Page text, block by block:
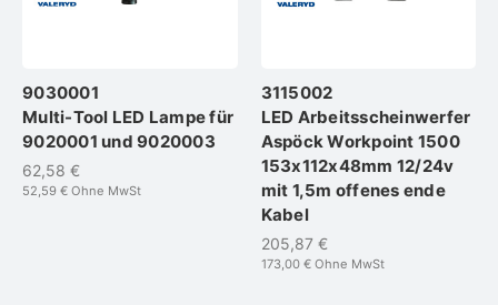
9030001
Multi-Tool LED Lampe für
9020001 und 9020003
62,58 €
52,59 € Ohne MwSt
3115002
LED Arbeitsscheinwerfer
Aspöck Workpoint 1500
153x112x48mm 12/24v
mit 1,5m offenes ende
Kabel
205,87 €
173,00 €Ohne MwSt